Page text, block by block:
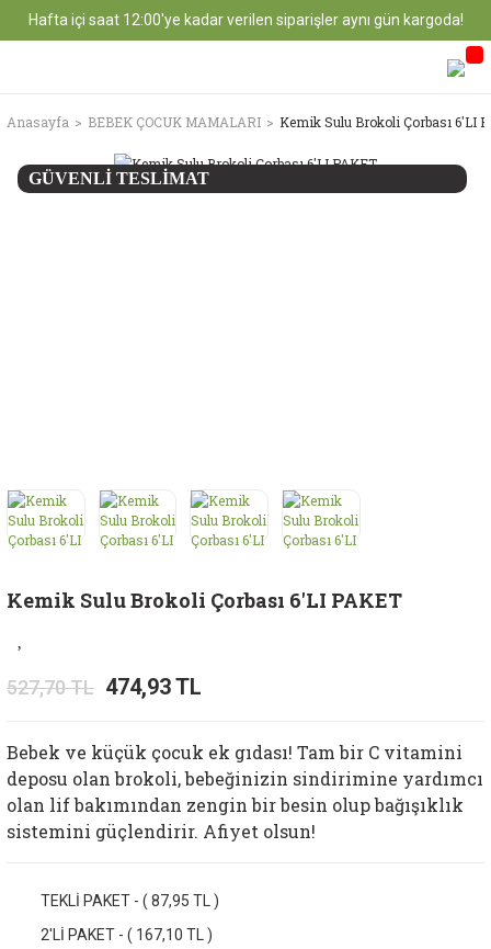
Hafta içi saat 12:00'ye kadar verilen siparişler aynı gün kargoda!
Anasayfa BEBEK ÇOCUK MAMALARI Kemik Sulu Brokoli Çorbası 6'LI
GÜVENLİ TESLİMAT
Kemik Sulu Brokoli Çorbası 6'LI PAKET
527,70 TL 474,93 TL
Bebek ve küçük çocuk ek gıdası! Tam bir C vitamini
deposu olan brokoli, bebeğinizin sindirimine yardımcı
olan lif bakımından zengin bir besin olup bağışıklık
sistemini güçlendirir. Afiyet olsun!
TEKLİ PAKET - ( 87,95 TL )
2'Lİ PAKET - ( 167,10 TL )